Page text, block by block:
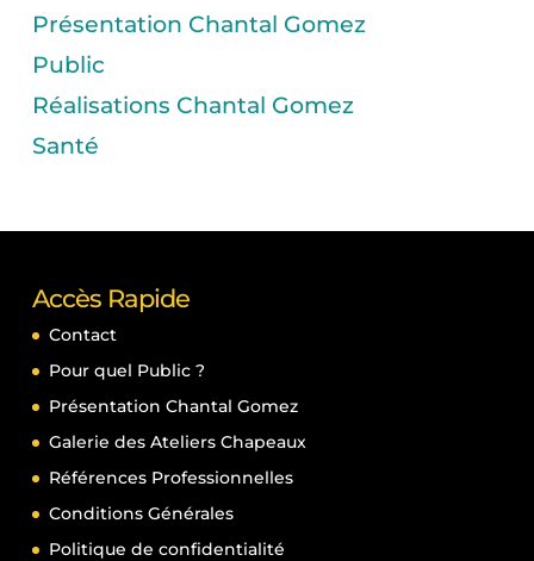
Présentation Chantal Gomez
Public
Réalisations Chantal Gomez
Santé
Accès Rapide
Contact
Pour quel Public ?
Présentation Chantal Gomez
Galerie des Ateliers Chapeaux
Références Professionnelles
Conditions Générales
Politique de confidentialité